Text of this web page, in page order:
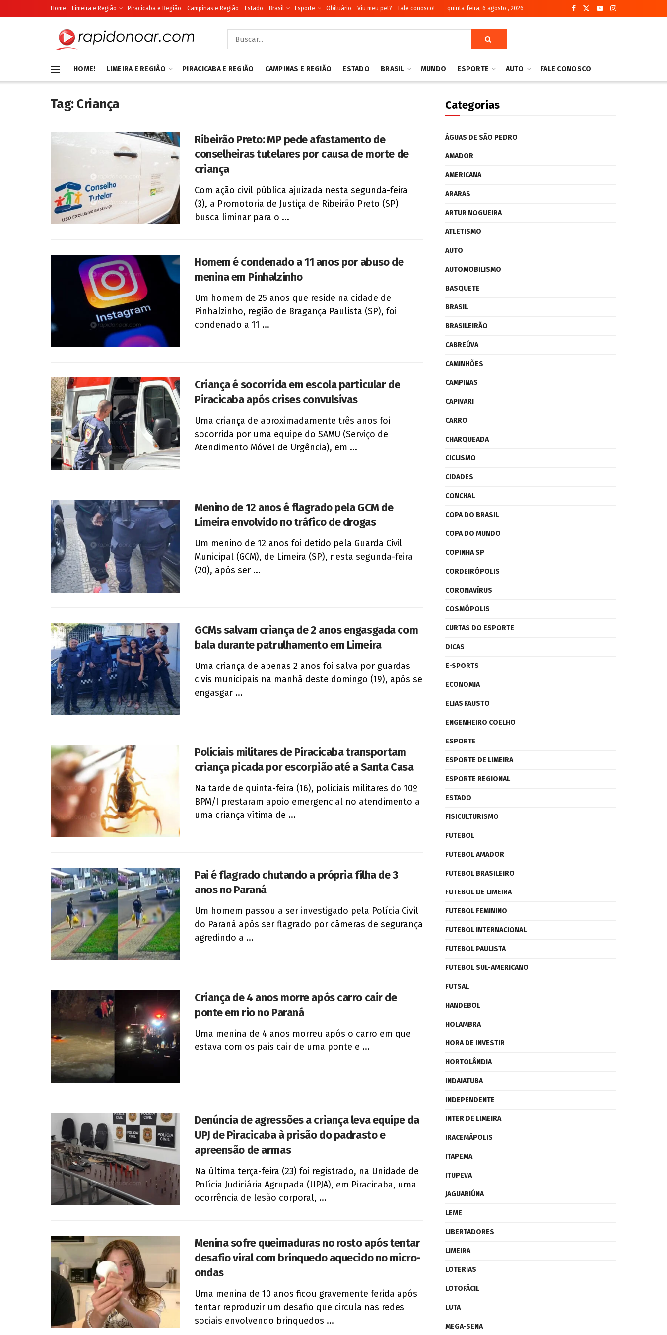
Home Limeira e Região Piracicaba e Região Campinas e Região Estado Brasil Esporte Obituário Viu meu pet? Fale conosco! quinta-feira, 6 agosto , 2026
HOME! LIMEIRA E REGIÃO PIRACICABA E REGIÃO CAMPINAS E REGIÃO ESTADO BRASIL MUNDO ESPORTE AUTO FALE CONOSCO
Tag:Criança
Ribeirão Preto: MP pede afastamento de
conselheiras tutelares por causa de morte de
criança
Com ação civil pública ajuizada nesta segunda-feira
(3), a Promotoria de Justiça de Ribeirão Preto (SP)
busca liminar para o ...
Homem é condenado a 11 anos por abuso de
menina em Pinhalzinho
Um homem de 25 anos que reside na cidade de
Pinhalzinho, região de Bragança Paulista (SP), foi
condenado a 11 ...
Criança é socorrida em escola particular de
Piracicaba após crises convulsivas
Uma criança de aproximadamente três anos foi
socorrida por uma equipe do SAMU (Serviço de
Atendimento Móvel de Urgência), em ...
Menino de 12 anos é flagrado pela GCM de
Limeira envolvido no tráfico de drogas
Um menino de 12 anos foi detido pela Guarda Civil
Municipal (GCM), de Limeira (SP), nesta segunda-feira
(20), após ser ...
GCMs salvam criança de 2 anos engasgada com
bala durante patrulhamento em Limeira
Uma criança de apenas 2 anos foi salva por guardas
civis municipais na manhã deste domingo (19), após se
engasgar ...
Policiais militares de Piracicaba transportam
criança picada por escorpião até a Santa Casa
Na tarde de quinta-feira (16), policiais militares do 10º
BPM/I prestaram apoio emergencial no atendimento a
uma criança vítima de ...
Pai é flagrado chutando a própria filha de 3
anos no Paraná
Um homem passou a ser investigado pela Polícia Civil
do Paraná após ser flagrado por câmeras de segurança
agredindo a ...
Criança de 4 anos morre após carro cair de
ponte em rio no Paraná
Uma menina de 4 anos morreu após o carro em que
estava com os pais cair de uma ponte e ...
Denúncia de agressões a criança leva equipe da
UPJ de Piracicaba à prisão do padrasto e
apreensão de armas
Na última terça-feira (23) foi registrado, na Unidade de
Polícia Judiciária Agrupada (UPJA), em Piracicaba, uma
ocorrência de lesão corporal, ...
Menina sofre queimaduras no rosto após tentar
desafio viral com brinquedo aquecido no micro-
ondas
Uma menina de 10 anos ficou gravemente ferida após
tentar reproduzir um desafio que circula nas redes
sociais envolvendo brinquedos ...
Categorias
ÁGUAS DE SÃO PEDRO
AMADOR
AMERICANA
ARARAS
ARTUR NOGUEIRA
ATLETISMO
AUTO
AUTOMOBILISMO
BASQUETE
BRASIL
BRASILEIRÃO
CABREÚVA
CAMINHÕES
CAMPINAS
CAPIVARI
CARRO
CHARQUEADA
CICLISMO
CIDADES
CONCHAL
COPA DO BRASIL
COPA DO MUNDO
COPINHA SP
CORDEIRÓPOLIS
CORONAVÍRUS
COSMÓPOLIS
CURTAS DO ESPORTE
DICAS
E-SPORTS
ECONOMIA
ELIAS FAUSTO
ENGENHEIRO COELHO
ESPORTE
ESPORTE DE LIMEIRA
ESPORTE REGIONAL
ESTADO
FISICULTURISMO
FUTEBOL
FUTEBOL AMADOR
FUTEBOL BRASILEIRO
FUTEBOL DE LIMEIRA
FUTEBOL FEMININO
FUTEBOL INTERNACIONAL
FUTEBOL PAULISTA
FUTEBOL SUL-AMERICANO
FUTSAL
HANDEBOL
HOLAMBRA
HORA DE INVESTIR
HORTOLÂNDIA
INDAIATUBA
INDEPENDENTE
INTER DE LIMEIRA
IRACEMÁPOLIS
ITAPEMA
ITUPEVA
JAGUARIÚNA
LEME
LIBERTADORES
LIMEIRA
LOTERIAS
LOTOFÁCIL
LUTA
MEGA-SENA